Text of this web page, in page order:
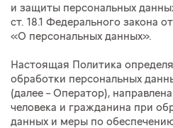
и защиты персональных
ст. 18.1 Федерального закона
«О персональных данных».
Настоящая Политика
обработки персональных
(далее -- Оператор),
человека и гражданина при
данных и меры по